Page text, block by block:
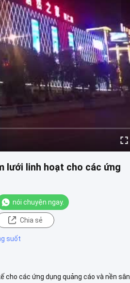
lưới linh hoạt cho các ứng
nói chuyện ngay.
Chia sẻ
suốt
cho các ứng dụng quảng cáo và nền sân